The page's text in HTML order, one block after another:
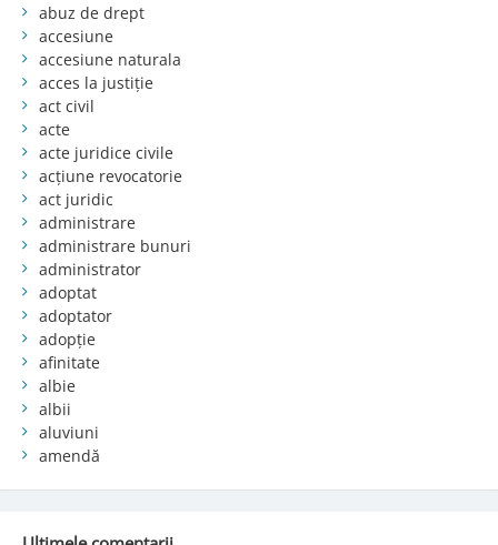
abuz de drept
accesiune
accesiune naturala
acces la justiție
act civil
acte
acte juridice civile
acțiune revocatorie
act juridic
administrare
administrare bunuri
administrator
adoptat
adoptator
adopție
afinitate
albie
albii
aluviuni
amendă